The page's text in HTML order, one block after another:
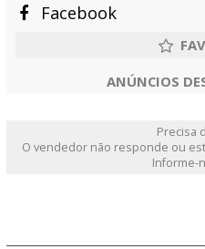
Facebook
ANÚNCIOS
Precisa
O vendedor não responde ou
Informe-